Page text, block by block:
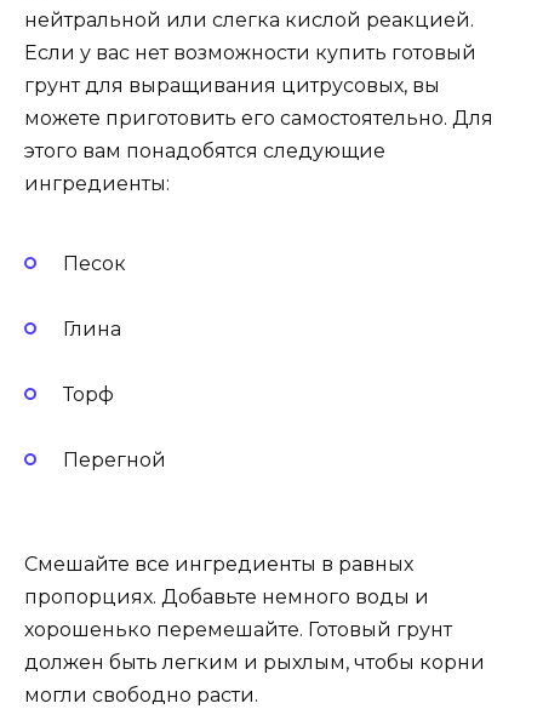
нейтральной или слегка кислой реакцией.
Если у вас нет возможности купить готовый
грунт для выращивания цитрусовых, вы
можете приготовить его самостоятельно. Для
этого вам понадобятся следующие
ингредиенты:
Песок
Глина
Торф
Перегной
Смешайте все ингредиенты в равных
пропорциях. Добавьте немного воды и
хорошенько перемешайте. Готовый грунт
должен быть легким и рыхлым, чтобы корни
могли свободно расти.